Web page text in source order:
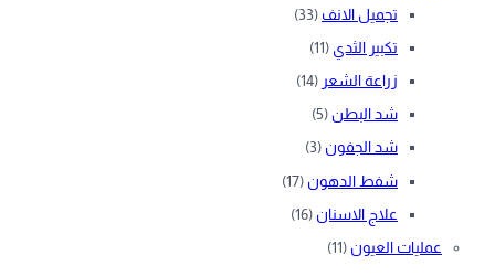
تجميل الانف (33)
تكبير الثدي (11)
زراعة الشعر (14)
شد البطن(5)
شد الجفون (3)
شفط الدهون (17)
علاج الاسنان (16)
عمليات العيون (11)